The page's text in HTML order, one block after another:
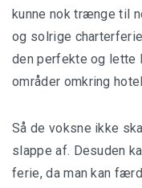
kunne nok trænge til
og solrige
den perfekte og lette
områder omkring
Så de voksne ikke
slappe af. Desuden
ferie, da man kan